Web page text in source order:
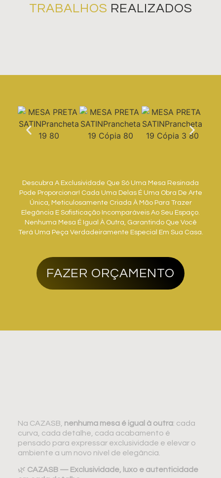
TRABALHOS REALIZADOS
Descubra A Exclusividade Que Só Uma Mesa Resinada
Pode Proporcionar! Cada Uma Delas É Uma Obra De Arte
Única, Meticulosamente Criada À Mão Para Trazer
Elegância E Sofisticação Incomparáveis Ao Seu Espaço.
Nenhuma Mesa É Igual À Outra, Garantindo Que Você
Terá Uma Peça Verdadeiramente Especial Em Sua Casa.
FAZER ORÇAMENTO
Na CAZASB, nenhuma mesa é igual à outra: cada
curva, cada detalhe, cada acabamento é
pensado para expressar exclusividade e elevar o
ambiente a um novo nível de elegância.
🌿 CAZASB — Exclusividade, luxo e autenticidade